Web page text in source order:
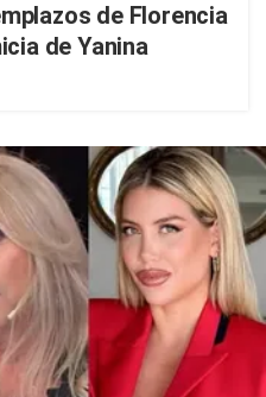
de Florencia
de Yanina